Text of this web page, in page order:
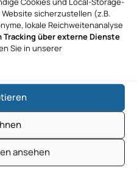
sicherzustellen (z.B.
lokale Reichweitenanalyse
Tracking über externe Dienste
Sie in unserer
ansehen